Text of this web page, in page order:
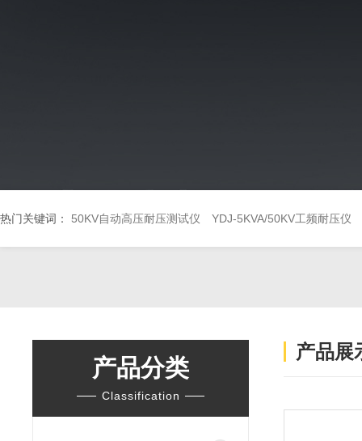
热门关键词： 50KV自动高压耐压测试仪 YDJ-5KVA/50KV工频耐压仪
产品分类
Classification
产品展